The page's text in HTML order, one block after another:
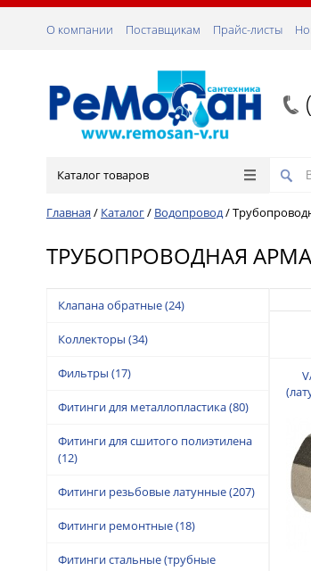
О компании Поставщикам Прайс-листы
Каталог товаров
Главная / Каталог/ Водопровод/
ТРУБОПРОВОДНАЯ
Клапана обратные(24)
Коллекторы (34)
Фильтры (17)
Фитинги для металлопластика(80)
Фитинги для сшитого полиэтилена
(12)
Фитинги резьбовые латунные(207)
Фитинги ремонтные(18)
Фитинги стальные (трубные